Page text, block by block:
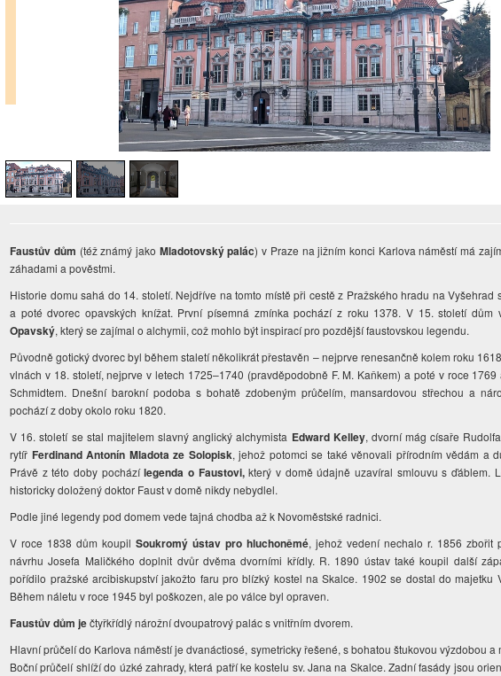
Faustův dům (též známý jako Mladotovský palác) v Praze na jižním konci Karlova náměstí má
záhadami a pověstmi.
Historie domu sahá do 14. století. Nejdříve na tomto místě při cestě z Pražského hradu na Vyšehrad
a poté dvorec opavských knížat. První písemná zmínka pochází z roku 1378. V 15. století dům
Opavský, který se zajímal o alchymii, což mohlo být inspirací pro pozdější faustovskou legendu.
Původně gotický dvorec byl během staletí několikrát přestavěn – nejprve renesančně kolem roku
vlnách v 18. století, nejprve v letech 1725–1740 (pravděpodobně F. M. Kaňkem) a poté v roce 1769
Schmidtem. Dnešní barokní podoba s bohatě zdobeným průčelím, mansardovou střechou a
pochází z doby okolo roku 1820.
V 16. století se stal majitelem slavný anglický alchymista Edward Kelley, dvorní mág císaře
rytíř Ferdinand Antonín Mladota ze Solopisk, jehož potomci se také věnovali přírodním vědám a
Právě z této doby pocházílegenda o Faustovi,který v domě údajně uzavíral smlouvu s ďáblem.
historicky doložený doktor Faust v domě nikdy nebydlel.
Podle jiné legendy pod domem vede tajná chodba až k Novoměstské radnici.
V roce 1838 dům koupilSoukromý ústav pro hluchoněmé, jehož vedení nechalo r. 1856 zbořit
návrhu Josefa Maličkého doplnit dvůr dvěma dvorními křídly. R. 1890 ústav také koupil další
pořídilo pražské arcibiskupství jakožto faru pro blízký kostel na Skalce. 1902 se dostal do majetku
Během náletu v roce 1945 byl poškozen, ale po válce byl opraven.
Faustův dům ječtyřkřídlý nárožní dvoupatrový palác s vnitřním dvorem.
Hlavní průčelí do Karlova náměstí je dvanáctiosé, symetricky řešené, s bohatou štukovou výzdobou a
Boční průčelí shlíží do úzké zahrady, která patří ke kostelu sv. Jana na Skalce. Zadní fasády jsou